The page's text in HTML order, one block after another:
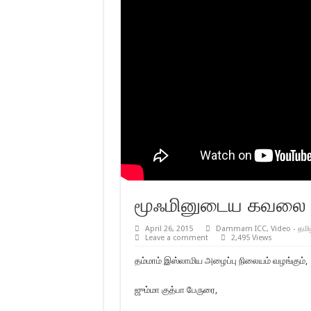
மூஃமினுடைய
April 26, 2015 Dammam ICC, Video -
Leave a comment
2,495 Views
தம்மாம் இஸ்லாமிய அழைப்பு நிலையம் வழங்கும்,
ஜும்மா குத்பா பேருரை,